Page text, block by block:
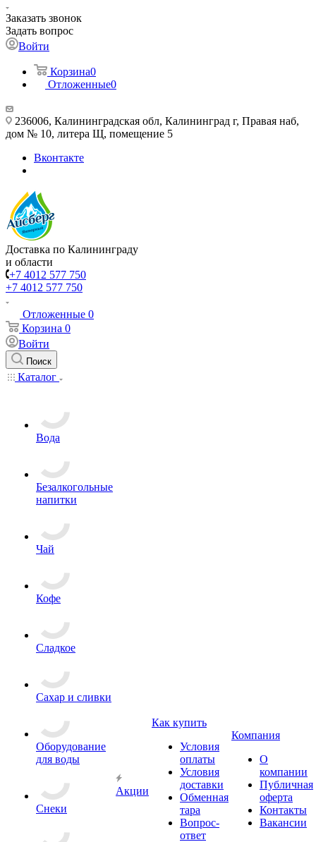
Заказать звонок
Задать вопрос
Войти
Корзина0
Отложенные0
236006, Калининградская обл, Калининград г, Правая наб,
дом № 10, литера Щ, помещение 5
Вконтакте
Доставка по Калининграду
и области
+7 4012 577 750
+7 4012 577 750
Отложенные 0
Корзина 0
Войти
Поиск
Каталог
Вода
Безалкогольные
напитки
Чай
Кофе
Сладкое
Сахар и сливки
Оборудование
для воды
Снеки
Акции
Как купить
Условия
оплаты
Условия
доставки
Обменная
тара
Вопрос-
ответ
Компания
О
компании
Публичная
оферта
Контакты
Вакансии